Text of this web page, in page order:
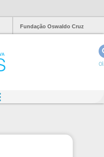
Fundação Oswaldo Cruz